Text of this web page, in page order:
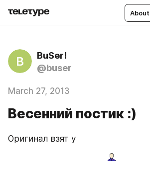
B
BuSer!
@buser
March 27, 2013
Весенний постик :)
Оригинал взят у